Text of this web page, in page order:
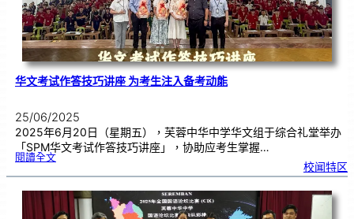
华文考试作答技巧讲座 为考生注入备考动能
25/06/2025
2025年6月20日（星期五），芙蓉中华中学华文组于综合礼堂举办
「SPM华文考试作答技巧讲座」，协助应考生掌握…
閱讀全文:华
试
答
技
座
校闻特区